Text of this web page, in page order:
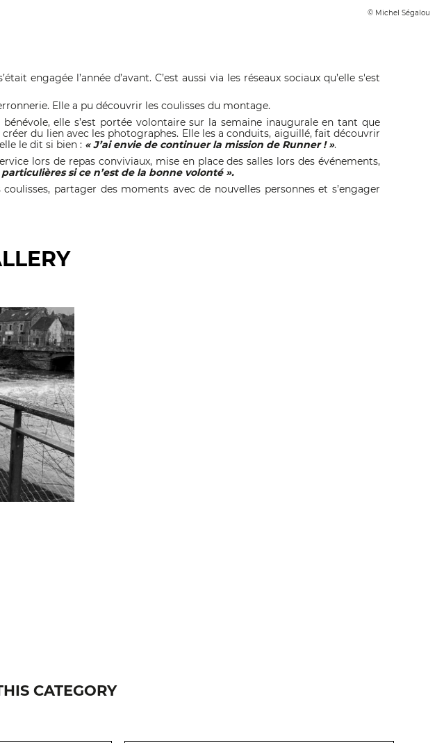
© Michel Ségalou
engagée l’année d’avant. C’est aussi via les réseaux sociaux qu’elle s'est
Elle a pu découvrir les coulisses du montage.
elle s’est portée volontaire sur la semaine inaugurale en tant que
du lien avec les photographes. Elle les a conduits, aiguillé, fait découvrir
le dit si bien : « J’ai envie de continuer la mission de Runner ! ».
lors de repas conviviaux, mise en place des salles lors des événements,
si ce n’est de la bonne volonté ».
partager des moments avec de nouvelles personnes et s’engager
CATEGORY